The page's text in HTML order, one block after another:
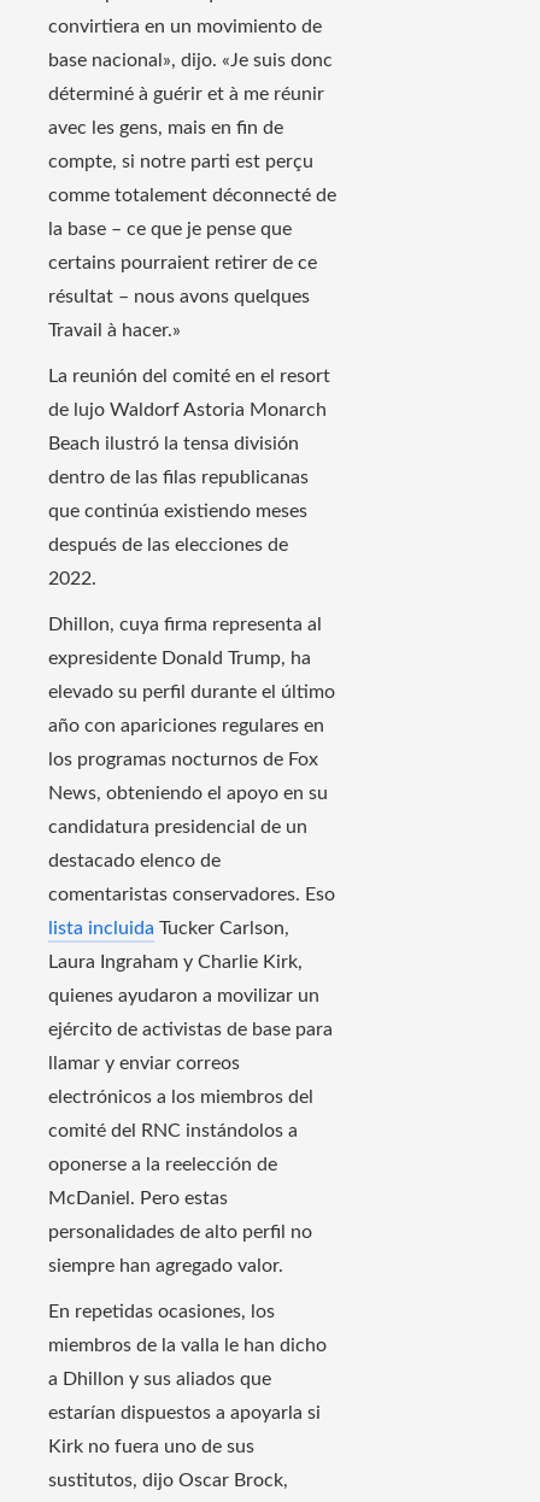
convirtiera en un movimiento de
base nacional», dijo. «Je suis donc
déterminé à guérir et à me réunir
avec les gens, mais en fin de
compte, si notre parti est perçu
comme totalement déconnecté de
la base – ce que je pense que
certains pourraient retirer de ce
résultat – nous avons quelques
Travail à hacer.»
La reunión del comité en el resort
de lujo Waldorf Astoria Monarch
Beach ilustró la tensa división
dentro de las filas republicanas
que continúa existiendo meses
después de las elecciones de
2022.
Dhillon, cuya firma representa al
expresidente Donald Trump, ha
elevado su perfil durante el último
año con apariciones regulares en
los programas nocturnos de Fox
News, obteniendo el apoyo en su
candidatura presidencial de un
destacado elenco de
comentaristas conservadores. Eso
lista incluida Tucker Carlson,
Laura Ingraham y Charlie Kirk,
quienes ayudaron a movilizar un
ejército de activistas de base para
llamar y enviar correos
electrónicos a los miembros del
comité del RNC instándolos a
oponerse a la reelección de
McDaniel. Pero estas
personalidades de alto perfil no
siempre han agregado valor.
En repetidas ocasiones, los
miembros de la valla le han dicho
a Dhillon y sus aliados que
estarían dispuestos a apoyarla si
Kirk no fuera uno de sus
sustitutos, dijo Oscar Brock,